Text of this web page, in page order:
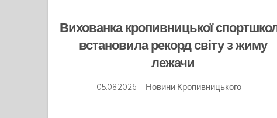
Вихованка кропивницької
встановила рекорд світу з жиму
лежачи
05.08.2026
Новини Кропивницького